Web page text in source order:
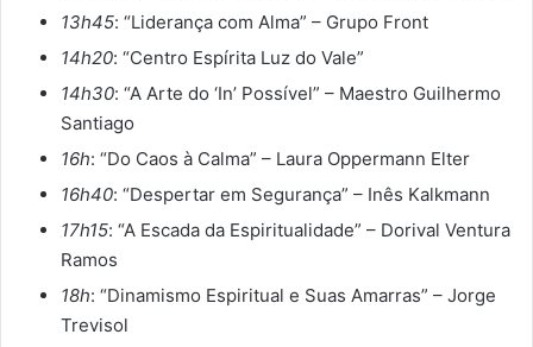
13h45: “Liderança com Alma” – Grupo Front
14h20: “Centro Espírita Luz do Vale”
14h30: “A Arte do ‘In’ Possível” – Maestro Guilhermo
Santiago
16h: “Do Caos à Calma” – Laura Oppermann Elter
16h40: “Despertar em Segurança” – Inês Kalkmann
17h15: “A Escada da Espiritualidade” – Dorival Ventura
Ramos
18h: “Dinamismo Espiritual e Suas Amarras” – Jorge
Trevisol